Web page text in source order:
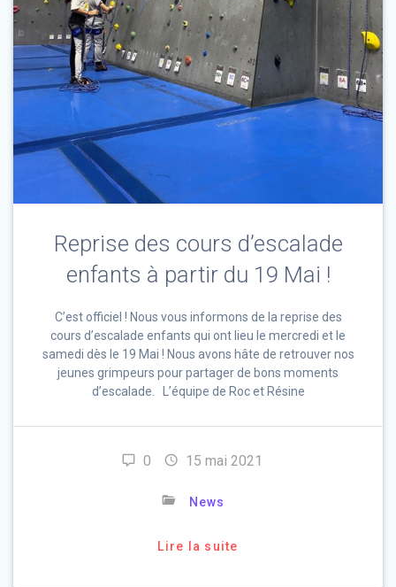
Reprise des cours d’escalade
enfants à partir du 19 Mai !
C’est officiel ! Nous vous informons de la reprise des
cours d’escalade enfants qui ont lieu le mercredi et le
samedi dès le 19 Mai ! Nous avons hâte de retrouver nos
jeunes grimpeurs pour partager de bons moments
d’escalade. L’équipe de Roc et Résine
0 15 mai 2021
News
Lire la suite